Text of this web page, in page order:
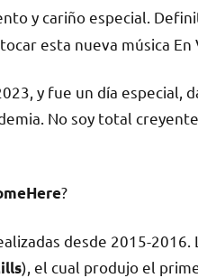
y cariño especial.
esta nueva música En
y fue un día especial,
No soy total
?
desde 2015-
), el cual produjo el